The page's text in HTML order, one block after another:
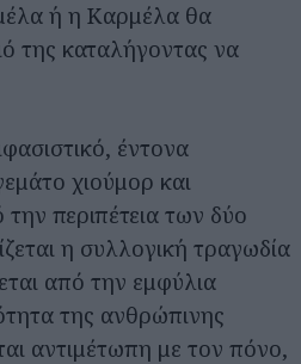
ή η Καρμέλα θα
της καταλήγοντας να
έντονα
χιούμορ και
περιπέτεια των δύο
η συλλογική τραγωδία
από την εμφύλια
της ανθρώπινης
αντιμέτωπη με τον πόνο,